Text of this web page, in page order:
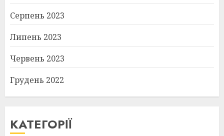
Серпень 2023
Липень 2023
Червень 2023
Грудень 2022
КАТЕГОРІЇ